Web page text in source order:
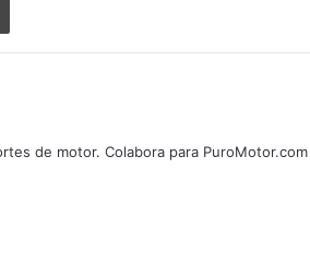
de motor. Colabora para PuroMotor.com